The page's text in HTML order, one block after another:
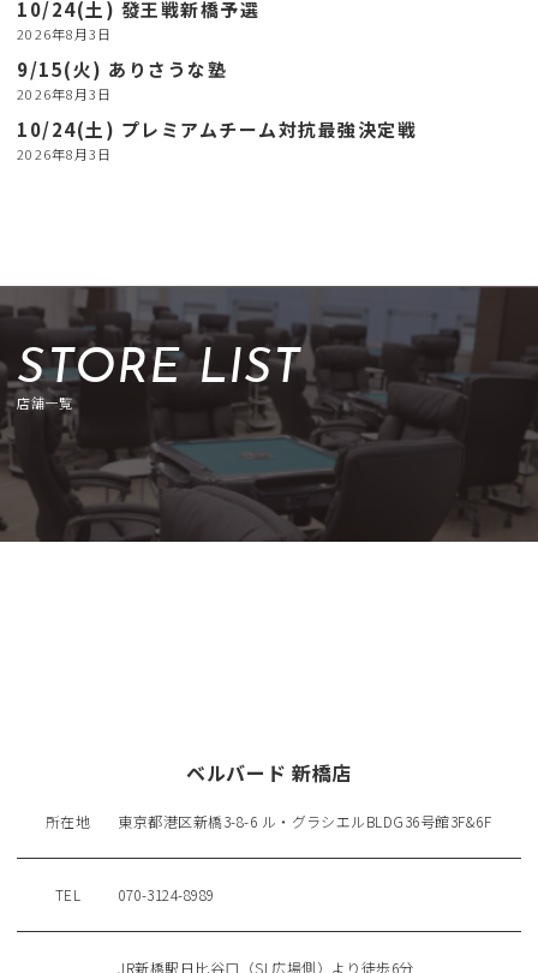
10/24(土) 發王戦新橋予選
2026年8月3日
9/15(火) ありさうな塾
2026年8月3日
10/24(土) プレミアムチーム対抗最強決定戦
2026年8月3日
STORE LIST
店舗一覧
ベルバード 新橋店
所在地 東京都港区新橋3-8-6 ル・グラシエルBLDG36号館3F&6F
TEL 070-3124-8989
JR新橋駅日比谷口（SL広場側）より徒歩6分